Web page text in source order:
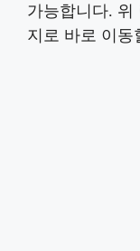
가능합니다. 위
지로 바로 이동